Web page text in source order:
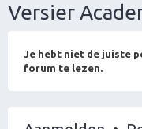
Versier
Je hebt niet de juiste
forum te lezen.